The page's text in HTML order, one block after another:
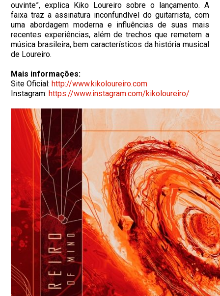
ouvinte”, explica Kiko Loureiro sobre o lançamento. A
faixa traz a assinatura inconfundível do guitarrista, com
uma abordagem moderna e influências de suas mais
recentes experiências, além de trechos que remetem a
música brasileira, bem característicos da história musical
de Loureiro.
Mais informações:
Site Oficial:http://www.kikoloureiro.com
Instagram:https://www.instagram.com/kikoloureiro/